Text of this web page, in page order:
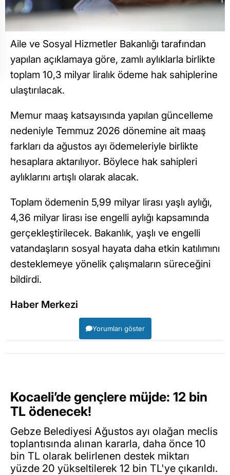
Aile ve Sosyal Hizmetler Bakanlığı tarafından
yapılan açıklamaya göre, zamlı aylıklarla birlikte
toplam 10,3 milyar liralık ödeme hak sahiplerine
ulaştırılacak.
Memur maaş katsayısında yapılan güncelleme
nedeniyle Temmuz 2026 dönemine ait maaş
farkları da ağustos ayı ödemeleriyle birlikte
hesaplara aktarılıyor. Böylece hak sahipleri
aylıklarını artışlı olarak alacak.
Toplam ödemenin 5,99 milyar lirası yaşlı aylığı,
4,36 milyar lirası ise engelli aylığı kapsamında
gerçekleştirilecek. Bakanlık, yaşlı ve engelli
vatandaşların sosyal hayata daha etkin katılımını
desteklemeye yönelik çalışmaların süreceğini
bildirdi.
Haber Merkezi
Yorumları göster
Kocaeli’de gençlere müjde: 12 bin
TL ödenecek!
Gebze Belediyesi Ağustos ayı olağan meclis
toplantısında alınan kararla, daha önce 10
bin TL olarak belirlenen destek miktarı
yüzde 20 yükseltilerek 12 bin TL'ye çıkarıldı.